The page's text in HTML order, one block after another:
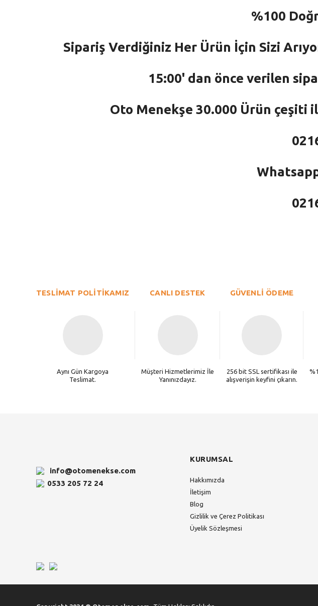
%100
Sipariş Verdiğiniz Her Ürün İçin Sizi
15:00' dan önce verilen
Oto Menekşe 30.000 Ürün çeşiti
Ürün açıklamasında eksik bilgiler bulunuyor.
TESLİMAT POLİTİKAMIZ
Aynı Gün Kargoya
Teslimat.
CANLI DESTEK
Müşteri Hizmetlerimiz İle
Yanınızdayız.
GÜVENLİ ÖDEME
256 bit SSL sertifikası ile
alışverişin keyfini çıkarın.
info@otomenekse.com
0533 205 72 24
KURUMSAL
Hakkımızda
İletişim
Blog
Gizlilik ve Çerez Politikası
Üyelik Sözleşmesi